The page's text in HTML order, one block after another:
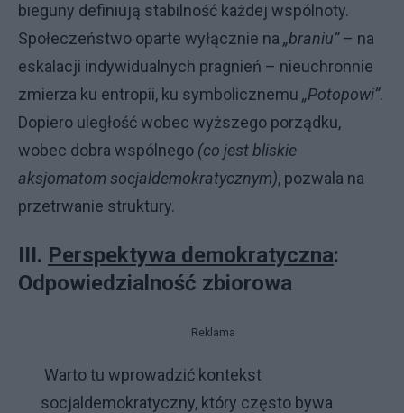
bieguny definiują stabilność każdej wspólnoty.
Społeczeństwo oparte wyłącznie na „braniu”– na
eskalacji indywidualnych pragnień – nieuchronnie
zmierza ku entropii, ku symbolicznemu „Potopowi”.
Dopiero uległość wobec wyższego porządku,
wobec dobra wspólnego (co jest bliskie
aksjomatom socjaldemokratycznym), pozwala na
przetrwanie struktury.
III. Perspektywa demokratyczna:
Odpowiedzialność zbiorowa
Reklama
Warto tu wprowadzić kontekst
socjaldemokratyczny, który często bywa